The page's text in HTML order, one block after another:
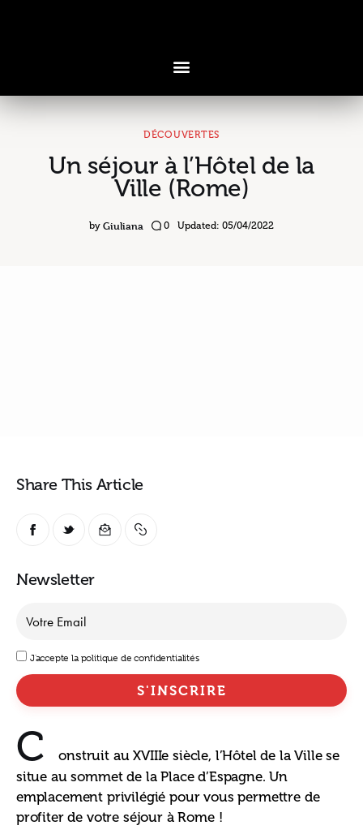
Voyages & Saveurs
DÉCOUVERTES
Un séjour à l’Hôtel de la
Ville (Rome)
by Giuliana 0 Updated: 05/04/2022
Share This Article
Newsletter
J'accepte la politique de confidentialités
C
onstruit au XVIIIe siècle, l’Hôtel de la Ville se
situe au sommet de la Place d’Espagne. Un
emplacement privilégié pour vous permettre de
profiter de votre séjour à Rome !